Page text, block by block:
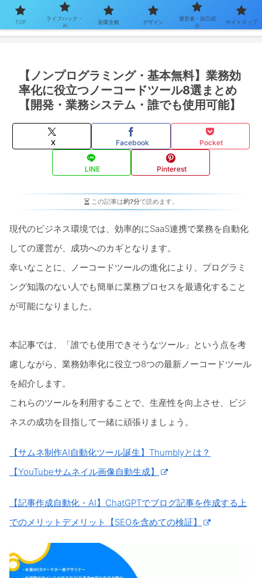
【ノンプログラミング・基本無料】業務効
率化に役立つノーコードツール8選まとめ
【開発・業務システム・誰でも使用可能】
X Facebook Pocket
LINE Pinterest
この記事は約7分で読めます。
現代のビジネス環境では、効率的にSaaS連携で業務を自動化
しての運営が、成功へのカギとなります。
幸いなことに、ノーコードツールの進化により、プログラミ
ング知識のない人でも簡単に業務プロセスを最適化すること
が可能になりました。
本記事では、「誰でも使用できそうなツール」という点を考
慮しながら、業務効率化に役立つ8つの最新ノーコードツール
を紹介します。
これらのツールを利用することで、生産性を向上させ、ビジ
ネスの成功を目指して一緒に頑張りましょう。
【サムネ制作AI自動化ツール誕生】Thumblyとは？
【YouTubeサムネイル画像自動生成】
【記事作成自動化・AI】ChatGPTでブログ記事を作成する上
でのメリットデメリット【SEOを含めての検証】
TOP
ライフハック・
AI
副業全般 デザイン
運営者・自己紹
介
サイトマップ